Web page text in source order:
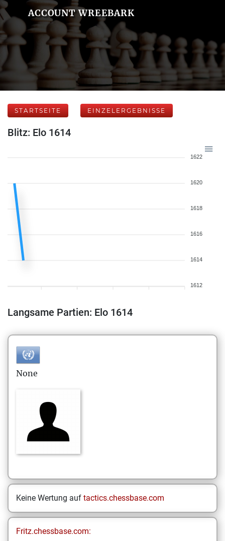
ACCOUNT WREEBARK
STARTSEITE EINZELERGEBNISSE
Blitz: Elo 1614
1622
1620
1618
1616
1614
1612
Langsame Partien: Elo 1614
None
Keine Wertung auf tactics.chessbase.com
Fritz.chessbase.com: